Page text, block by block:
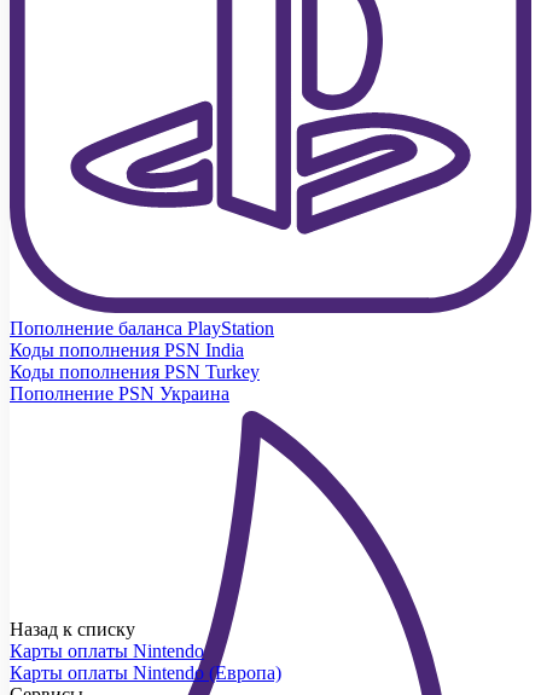
Пополнение баланса PlayStation
Коды пополнения PSN India
Коды пополнения PSN Turkey
Пополнение PSN Украина
Назад к списку
Карты оплаты Nintendo
Карты оплаты Nintendo (Европа)